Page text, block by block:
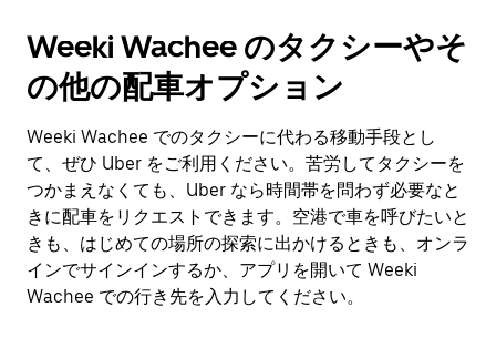
Weeki Wachee のタクシーやそ
の他の配車オプション
Weeki Wachee でのタクシーに代わる移動手段とし
て、ぜひ Uber をご利用ください。苦労してタクシーを
つかまえなくても、Uber なら時間帯を問わず必要なと
きに配車をリクエストできます。空港で車を呼びたいと
きも、はじめての場所の探索に出かけるときも、オンラ
インでサインインするか、アプリを開いて Weeki
Wachee での行き先を入力してください。